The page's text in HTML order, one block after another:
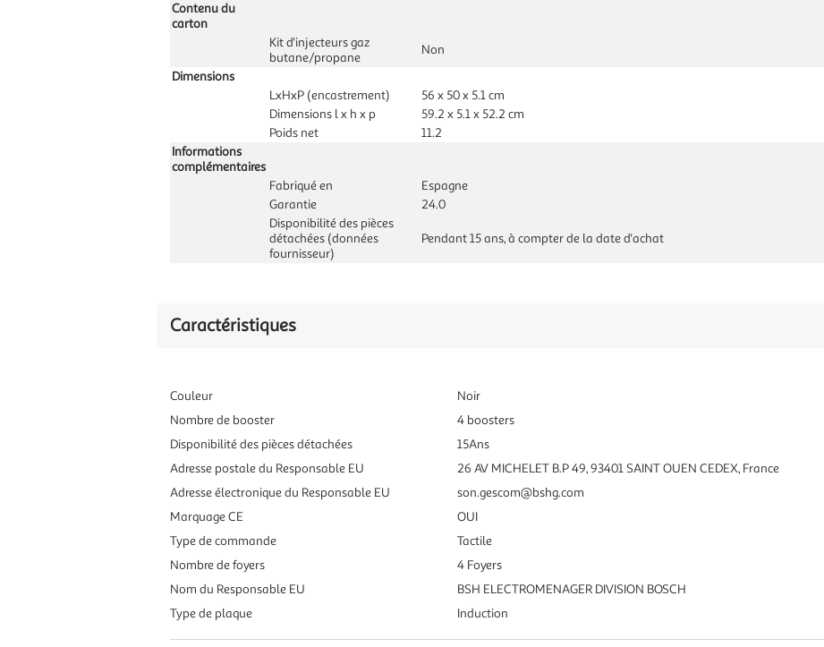
Contenu du
carton
Kit d'injecteurs gaz
butane/propane
Non
Dimensions
LxHxP (encastrement)
56 x 50 x 5.1 cm
Dimensions l x h x p
59.2 x 5.1 x 52.2 cm
Poids net
11.2
Informations
complémentaires
Fabriqué en
Espagne
Garantie
24.0
Disponibilité des pièces
détachées (données
fournisseur)
Pendant 15 ans, à compter de la date d'achat
Caractéristiques
Couleur
Noir
Nombre de booster
4 boosters
Disponibilité des pièces détachées
15Ans
Adresse postale du Responsable EU
26 AV MICHELET B.P 49, 93401 SAINT OUEN CEDEX, France
Adresse électronique du Responsable EU
son.gescom@bshg.com
Marquage CE
OUI
Type de commande
Tactile
Nombre de foyers
4 Foyers
Nom du Responsable EU
BSH ELECTROMENAGER DIVISION BOSCH
Type de plaque
Induction